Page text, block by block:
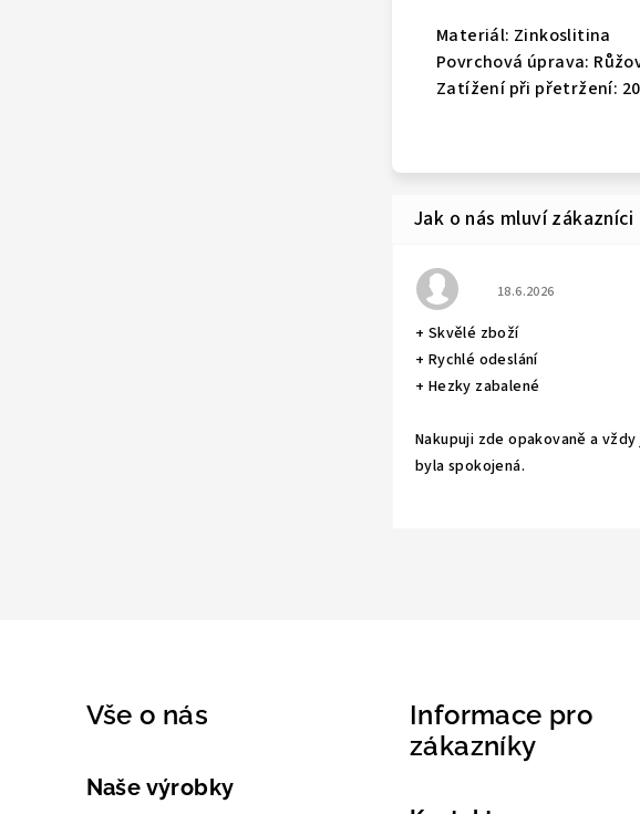
Materiál: Zinkoslitina
Povrchová úprava:
Zatížení při přetržení:
Hodnocení
18.6.2026
+ Skvělé zboží
+ Rychlé odeslání
+ Hezky zabalené
Nakupuji zde opakovaně a vždy
byla spokojená.
Vše o nás
Naše výrobky
Informace pro
zákazníky